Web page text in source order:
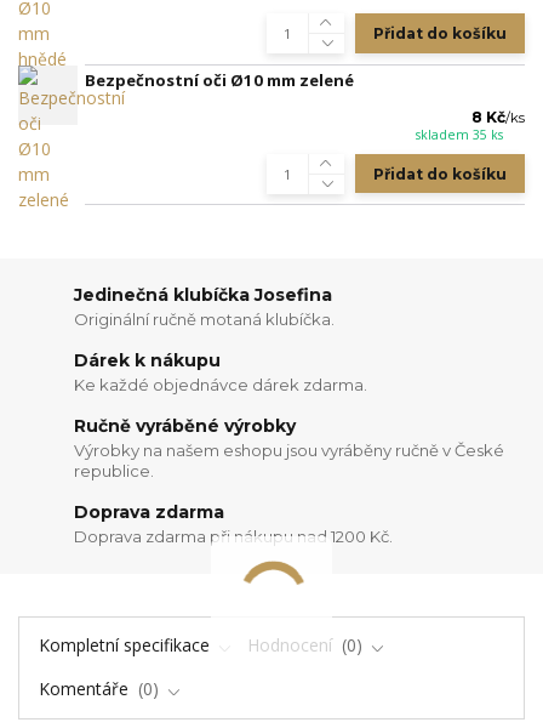
Přidat do košíku
Bezpečnostní oči Ø10 mm zelené
8 Kč/ks
skladem 35 ks
Přidat do košíku
Jedinečná klubíčka Josefina
Originální ručně motaná klubíčka.
Dárek k nákupu
Ke každé objednávce dárek zdarma.
Ručně vyráběné výrobky
Výrobky na našem eshopu jsou vyráběny ručně v České
republice.
Doprava zdarma
Doprava zdarma při nákupu nad 1200 Kč.
Kompletní specifikace Hodnocení
0
Komentáře
0